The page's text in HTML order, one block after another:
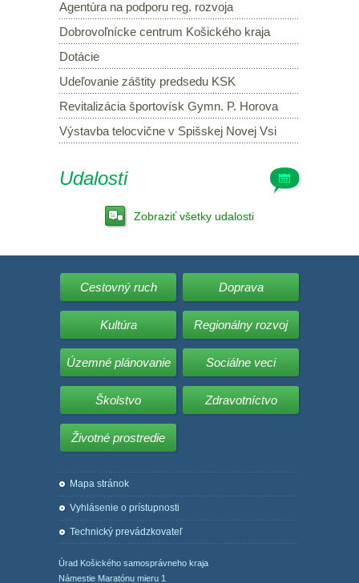
Agentúra na podporu reg. rozvoja
Dobrovoľnícke centrum Košického kraja
Dotácie
Udeľovanie záštity predsedu KSK
Revitalizácia športovísk Gymn. P. Horova
Výstavba telocvične v Spišskej Novej Vsi
Udalosti
Zobraziť všetky udalosti
Cestovný ruch Doprava
Kultúra Regionálny rozvoj
Územné plánovanie Sociálne veci
Školstvo Zdravotníctvo
Životné prostredie
Mapa stránok
Vyhlásenie o prístupnosti
Technický prevádzkovateľ
Úrad Košického samosprávneho kraja
Námestie Maratónu mieru 1